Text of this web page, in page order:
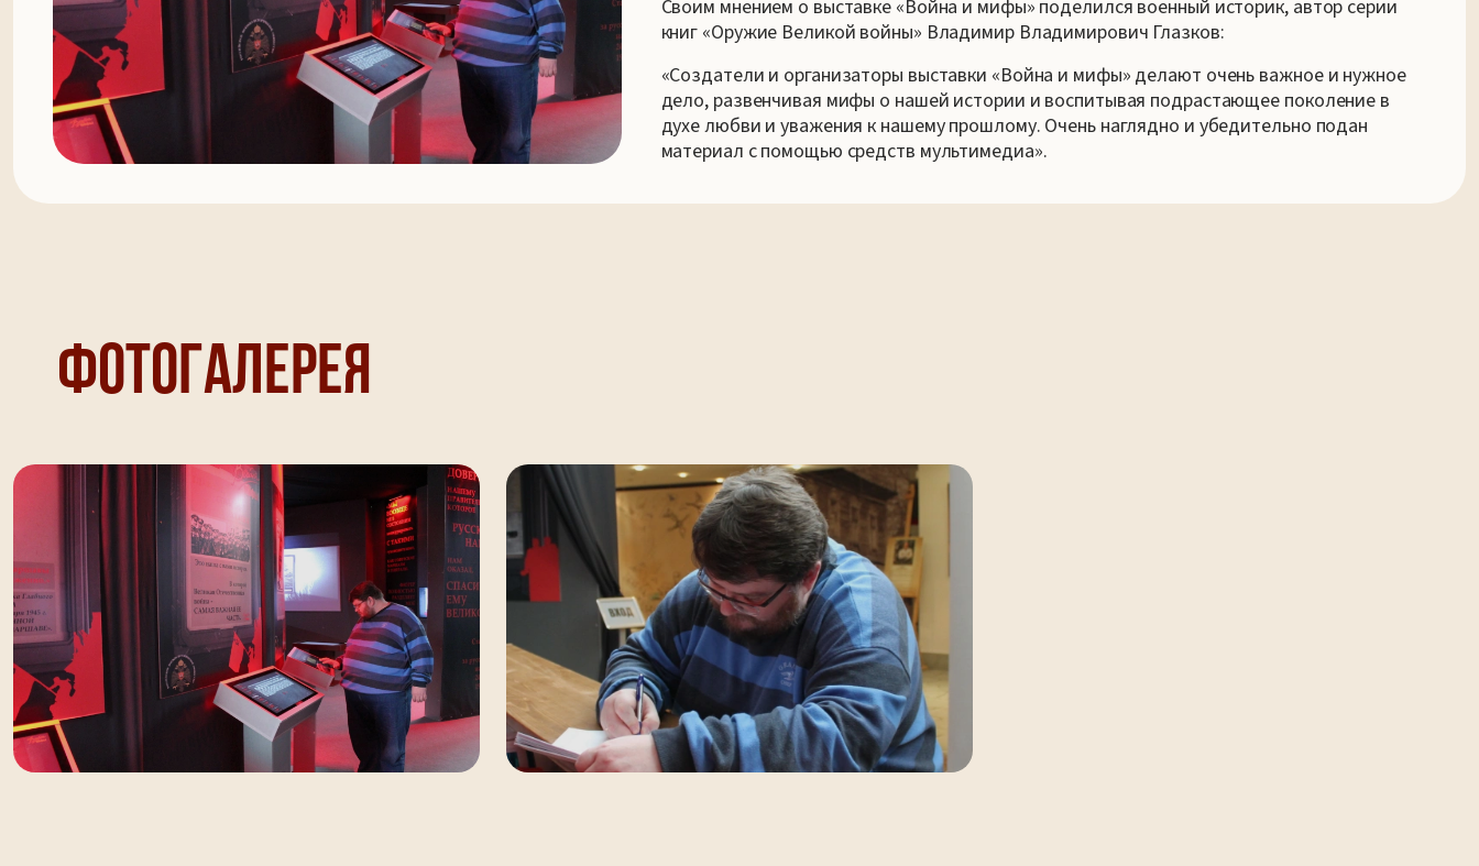
Своим мнением о выставке «Война и мифы» поделился военный историк, автор серии
книг «Оружие Великой войны» Владимир Владимирович Глазков:
«Создатели и организаторы выставки «Война и мифы» делают очень важное и нужное
дело, развенчивая мифы о нашей истории и воспитывая подрастающее поколение в
духе любви и уважения к нашему прошлому. Очень наглядно и убедительно подан
материал с помощью средств мультимедиа».
Фотогалерея